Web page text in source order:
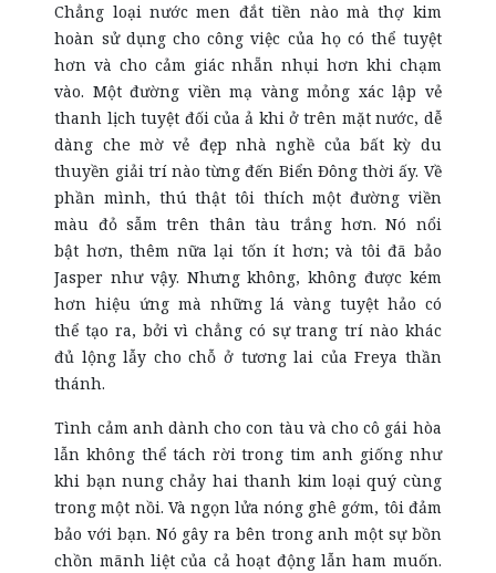
Chẳng loại nước men đắt tiền nào mà thợ kim
hoàn sử dụng cho công việc của họ có thể tuyệt
hơn và cho cảm giác nhẵn nhụi hơn khi chạm
vào. Một đường viền mạ vàng mỏng xác lập vẻ
thanh lịch tuyệt đối của ả khi ở trên mặt nước, dễ
dàng che mờ vẻ đẹp nhà nghề của bất kỳ du
thuyền giải trí nào từng đến Biển Đông thời ấy. Về
phần mình, thú thật tôi thích một đường viền
màu đỏ sẫm trên thân tàu trắng hơn. Nó nổi
bật hơn, thêm nữa lại tốn ít hơn; và tôi đã bảo
Jasper như vậy. Nhưng không, không được kém
hơn hiệu ứng mà những lá vàng tuyệt hảo có
thể tạo ra, bởi vì chẳng có sự trang trí nào khác
đủ lộng lẫy cho chỗ ở tương lai của Freya thần
thánh.
Tình cảm anh dành cho con tàu và cho cô gái hòa
lẫn không thể tách rời trong tim anh giống như
khi bạn nung chảy hai thanh kim loại quý cùng
trong một nồi. Và ngọn lửa nóng ghê gớm, tôi đảm
bảo với bạn. Nó gây ra bên trong anh một sự bồn
chồn mãnh liệt của cả hoạt động lẫn ham muốn.